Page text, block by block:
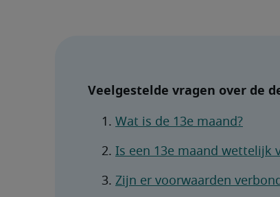
Veelgestelde vragen over de
Wat is de 13e maand?
Is een 13e maand wettelijk
Zijn er voorwaarden